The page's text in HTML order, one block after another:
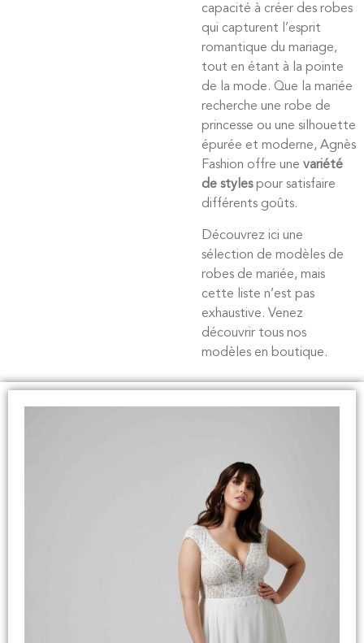
capacité à créer des robes
qui capturent l’esprit
romantique du mariage,
tout en étant à la pointe
de la mode. Que la mariée
recherche une robe de
princesse ou une silhouette
épurée et moderne, Agnès
Fashion offre une variété
de stylespour satisfaire
différents goûts.
Découvrez ici une
sélection de modèles de
robes de mariée, mais
cette liste n’est pas
exhaustive. Venez
découvrir tous nos
modèles en boutique.